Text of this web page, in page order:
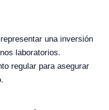
una inversión
laboratorios.
regular para asegurar